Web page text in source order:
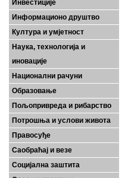
Инвестиције
Информационо друштво
Култура и умјетност
Наука, технологија и
иновације
Национални рачуни
Образовање
Пољопривреда и рибарство
Потрошња и услови живота
Правосуђе
Саобраћај и везе
Социјална заштита